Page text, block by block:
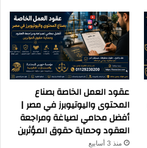
عقود العمل الخاصة بصناع
المحتوى واليوتيوبرز في مصر |
أفضل محامي لصياغة ومراجعة
العقود وحماية حقوق المؤثرين
منذ 3 أسابيع